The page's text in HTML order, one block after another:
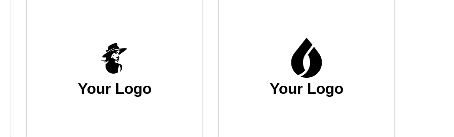
Your Logo Your Logo